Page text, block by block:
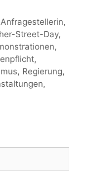
Anfragestellerin,
Street-Day,
,
,
, Regierung,
,